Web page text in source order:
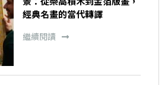
經典名畫的當代轉譯
繼續閱讀